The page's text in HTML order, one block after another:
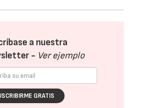
a nuestra
- Ver ejemplo
GRATIS